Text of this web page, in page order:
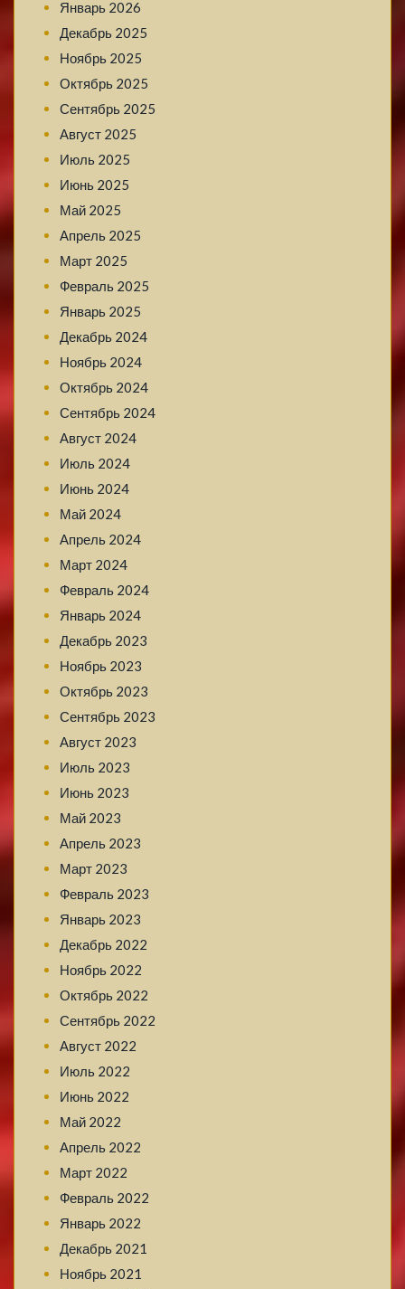
Январь 2026
Декабрь 2025
Ноябрь 2025
Октябрь 2025
Сентябрь 2025
Август 2025
Июль 2025
Июнь 2025
Май 2025
Апрель 2025
Март 2025
Февраль 2025
Январь 2025
Декабрь 2024
Ноябрь 2024
Октябрь 2024
Сентябрь 2024
Август 2024
Июль 2024
Июнь 2024
Май 2024
Апрель 2024
Март 2024
Февраль 2024
Январь 2024
Декабрь 2023
Ноябрь 2023
Октябрь 2023
Сентябрь 2023
Август 2023
Июль 2023
Июнь 2023
Май 2023
Апрель 2023
Март 2023
Февраль 2023
Январь 2023
Декабрь 2022
Ноябрь 2022
Октябрь 2022
Сентябрь 2022
Август 2022
Июль 2022
Июнь 2022
Май 2022
Апрель 2022
Март 2022
Февраль 2022
Январь 2022
Декабрь 2021
Ноябрь 2021